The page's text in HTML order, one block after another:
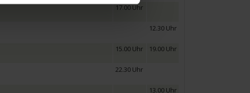
17.00 Uhr
12.30 Uhr
15.00 Uhr 19.00 Uhr
22.30 Uhr
13.00 Uhr